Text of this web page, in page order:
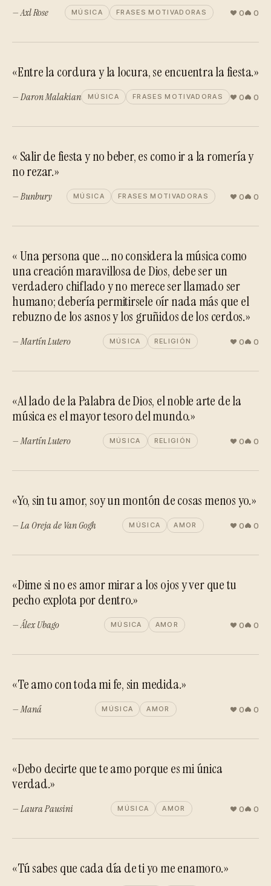
— Axl Rose MÚSICA FRASES MOTIVADORAS 0 0
«Entre la cordura y la locura, se encuentra la fiesta.»
— Daron Malakian MÚSICA FRASES MOTIVADORAS 0 0
« Salir de fiesta y no beber, es como ir a la romería y
no rezar.»
— Bunbury MÚSICA FRASES MOTIVADORAS 0 0
« Una persona que ... no considera la música como
una creación maravillosa de Dios, debe ser un
verdadero chiflado y no merece ser llamado ser
humano; debería permitirsele oír nada más que el
rebuzno de los asnos y los gruñidos de los cerdos.»
— Martín Lutero MÚSICA RELIGIÓN 0 0
«Al lado de la Palabra de Dios, el noble arte de la
música es el mayor tesoro del mundo.»
— Martín Lutero MÚSICA RELIGIÓN 0 0
«Yo, sin tu amor, soy un montón de cosas menos yo.»
— La Oreja de Van Gogh MÚSICA AMOR 0 0
«Dime si no es amor mirar a los ojos y ver que tu
pecho explota por dentro.»
— Álex Ubago MÚSICA AMOR 0 0
«Te amo con toda mi fe, sin medida.»
— Maná MÚSICA AMOR 0 0
«Debo decirte que te amo porque es mi única
verdad.»
— Laura Pausini MÚSICA AMOR 0 0
«Tú sabes que cada día de ti yo me enamoro.»